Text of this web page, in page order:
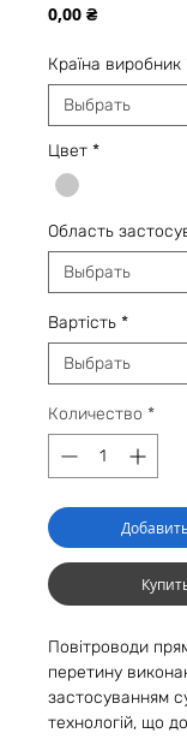
0,00 ₴Цена
Країна виробник
Цвет *
Область
Вартість *
Количество *
Повітроводи
перетину
застосуванням
технологій, що